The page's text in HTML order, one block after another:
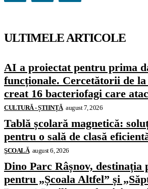
ULTIMELE ARTICOLE
AI a proiectat pentru prima
funcționale. Cercetătorii de
creat 16 bacteriofagi care
CULTURĂ - ȘTIINȚĂ august 7, 2026
Tablă școlară magnetică:
pentru o sală de clasă
ŞCOALĂ august 6, 2026
Dino Parc Râșnov, destinația
pentru „Școala Altfel” și